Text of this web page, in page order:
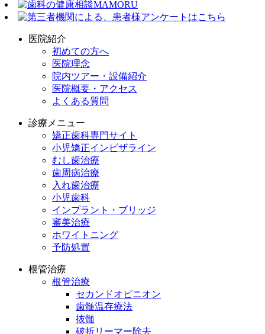
医院紹介
初めての方へ
医院理念
院内ツアー・設備紹介
医院概要・アクセス
よくある質問
診療メニュー
矯正歯科専門サイト
小児矯正インビザライン
むし歯治療
歯周病治療
入れ歯治療
小児歯科
インプラント・ブリッジ
審美治療
ホワイトニング
予防処置
根管治療
根管治療
セカンドオピニオン
歯髄温存療法
抜髄
破折リーマー除去